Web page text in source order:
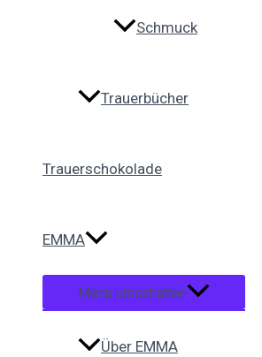
Schmuck
Trauerbücher
Trauerschokolade
EMMA
Menü umschalten
Über EMMA